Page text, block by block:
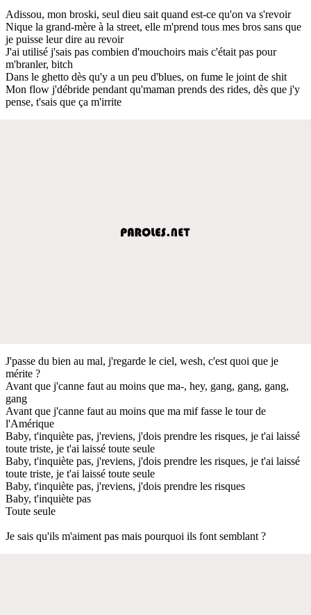
Adissou, mon broski, seul dieu sait quand est-ce qu'on va s'revoir
Nique la grand-mère à la street, elle m'prend tous mes bros sans que
je puisse leur dire au revoir
J'ai utilisé j'sais pas combien d'mouchoirs mais c'était pas pour
m'branler, bitch
Dans le ghetto dès qu'y a un peu d'blues, on fume le joint de shit
Mon flow j'débride pendant qu'maman prends des rides, dès que j'y
pense, t'sais que ça m'irrite
J'passe du bien au mal, j'regarde le ciel, wesh, c'est quoi que je
mérite ?
Avant que j'canne faut au moins que ma-, hey, gang, gang, gang,
gang
Avant que j'canne faut au moins que ma mif fasse le tour de
l'Amérique
Baby, t'inquiète pas, j'reviens, j'dois prendre les risques, je t'ai laissé
toute triste, je t'ai laissé toute seule
Baby, t'inquiète pas, j'reviens, j'dois prendre les risques, je t'ai laissé
toute triste, je t'ai laissé toute seule
Baby, t'inquiète pas, j'reviens, j'dois prendre les risques
Baby, t'inquiète pas
Toute seule
Je sais qu'ils m'aiment pas mais pourquoi ils font semblant ?